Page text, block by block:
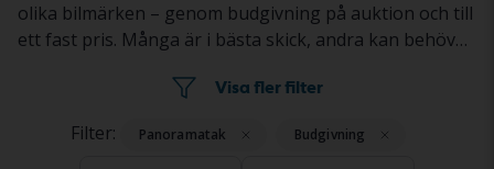
olika bilmärken – genom budgivning på auktion och till
ett fast pris. Många är i bästa skick, andra kan behövas
resultatet redovisat i bilens annons. Så köper du en
Visa fler filter
Filter: Panoramatak Budgivning